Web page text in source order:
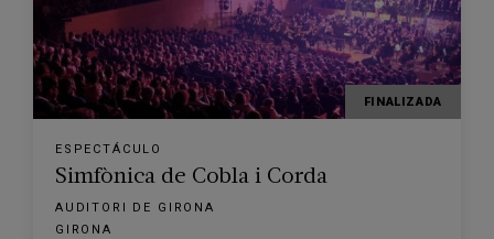
FINALIZADA
ESPECTÁCULO
Simfònica de Cobla i Corda
AUDITORI DE GIRONA
GIRONA